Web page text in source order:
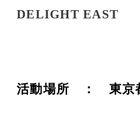
DELIGHT EAST
活動場所 ： 東京